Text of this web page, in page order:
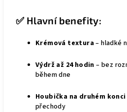
✅ Hlavní benefity:
Krémová textura– hladké
Výdrž až 24 hodin – bez
během dne
Houbička na druhém konci
přechody